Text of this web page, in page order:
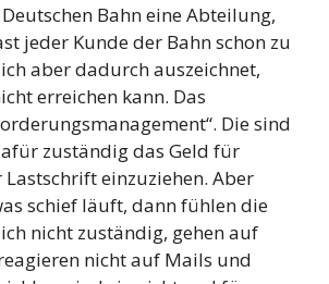
Bahn eine Abteilung,
jeder Kunde der Bahn schon zu
aber dadurch auszeichnet,
erreichen kann. Das
Die sind
zuständig das Geld für
einzuziehen. Aber
schief läuft, dann fühlen die
nicht zuständig, gehen auf
nicht auf Mails und